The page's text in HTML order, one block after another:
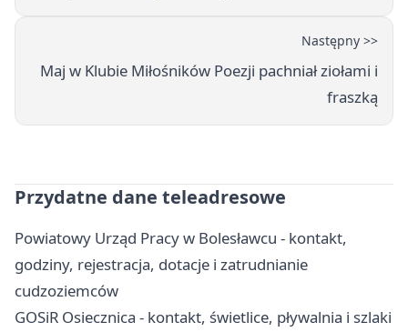
Następny >>
Maj w Klubie Miłośników Poezji pachniał ziołami i
fraszką
Przydatne dane teleadresowe
Powiatowy Urząd Pracy w Bolesławcu - kontakt,
godziny, rejestracja, dotacje i zatrudnianie
cudzoziemców
GOSiR Osiecznica - kontakt, świetlice, pływalnia i szlaki